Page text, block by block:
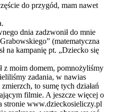
do przygód, mam nawet
dnia zadzwonił do mnie
(matematyczna
na kampanię pt. „Dziecko się
z moim domem, pomnożyliśmy
zadania, w nawias
to sumę tych działań
filmie. A jeszcze więcej o
stronie www.dzieckosieliczy.pl